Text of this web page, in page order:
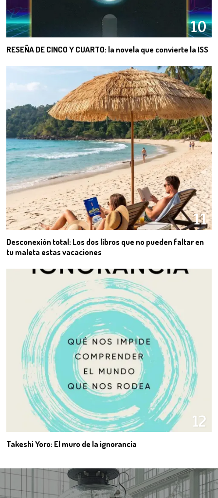
10
RESEÑA DE CINCO Y CUARTO: la novela que convierte la ISS
11
Desconexión total: Los dos libros que no pueden faltar en
tu maleta estas vacaciones
12
Takeshi Yoro: El muro de la ignorancia